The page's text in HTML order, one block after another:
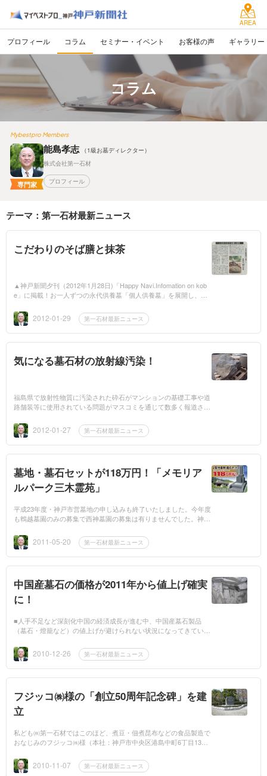
AREA
プロフィール コラム セミナー・イベント お客様の声 ギャラリー
コラム
Mybestpro Members
専門家
能島孝志
（1級お墓ディレクター）
株式会社第一石材
プロフィール
テーマ：第一石材最新ニュース
こだわりのそば膳と抹茶
▲神戸新聞夕刊（2012年1月28日)「Happy Navi.Infomation on kob
e」に掲載！お一人ずつの永代供養墓「個人供養墓」を展開し、当
聞に紹介され...
2012-01-29 第一石材最新ニュース
気になる墓石材の放射線汚染！
福島県で放射性物質に汚染された砕石がマンションの基礎工事や道
路舗装等に使用されている問題がマスコミを通じて数多く報道され
ました。...2012-01-27 第一石材最新ニュース
墓地・墓石セットが118万円！「メモリア
ルパーク三木霊苑」
平成23年度・神戸市営墓地の申し込みも終了いたしました。今年度
も鵯越墓園のみの募集で西神墓園の募集は有りませんでした。神戸
も高く、墓...2011-05-20 第一石材最新ニュース
中国産墓石の価格が2011年から値上げ確実
に！
■人手不足など深刻化中国の経済成長が進む中、中国産墓石製品
（墓石・燈籠など）の値上げが避けられない状況になってきている
する「輸入卸...
2010-12-26 第一石材最新ニュース
フジッコ㈱様の「創立50周年記念碑」を建
立
私ども㈱第一石材ではこのほど、煮豆・佃煮昆布などの食品製造で
おなじみのフジッコ㈱様（本社：神戸市中央区港島中町6丁目13番
ジッコ㈱様本社玄...
2010-11-07 第一石材最新ニュース